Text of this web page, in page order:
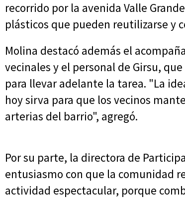
recorrido por la avenida Valle
plásticos que pueden reutilizarse y
Molina destacó además el
vecinales y el personal de Girsu,
para llevar adelante la tarea. "La
hoy sirva para que los vecinos
arterias del barrio", agregó.
Por su parte, la directora de
entusiasmo con que la comunidad
actividad espectacular, porque